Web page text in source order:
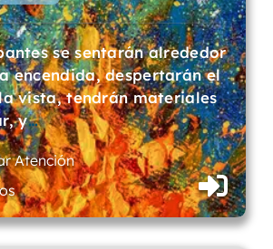
se sentarán alrededor
encendida, despertarán el
vista, tendrán materiales
y…
Atención